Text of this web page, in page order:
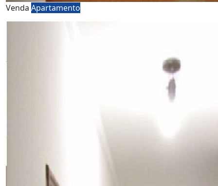
Venda Apartamento